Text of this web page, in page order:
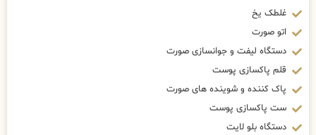
غلطک یخ
اتو صورت
دستگاه لیفت و جوانسازی صورت
قلم پاکسازی پوست
پاک کننده و شوینده های صورت
ست پاکسازی پوست
دستگاه بلو لایت